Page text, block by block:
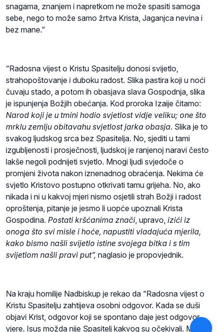
snagama, znanjem i napretkom ne može spasiti samoga
sebe, nego to može samo žrtva Krista, Jaganjca nevina i
bez mane.”
“Radosna vijest o Kristu Spasitelju donosi svijetlo,
strahopoštovanje i duboku radost. Slika pastira koji u noći
čuvaju stado, a potom ih obasjava slava Gospodnja, slika
je ispunjenja Božjih obećanja. Kod proroka Izaije čitamo:
Narod koji je u tmini hodio svjetlost vidje veliku; one što
mrklu zemlju obitavahu svjetlost jarka obasja. Slika je to
svakog ljudskog srca bez Spasitelja. No, sjediti u tami
izgubljenosti i prosječnosti, ljudskoj je ranjenoj naravi često
lakše negoli podnijeti svjetlo. Mnogi ljudi svjedoče o
promjeni života nakon iznenadnog obraćenja. Nekima će
svjetlo Kristovo postupno otkrivati tamu grijeha. No, ako
nikada i ni u kakvoj mjeri nismo osjetili strah Božji i radost
oproštenja, pitanje je jesmo li uopće upoznali Krista
Gospodina. Postati kršćanima znači , upravo, izići iz
onoga što svi misle i hoće, napustiti vladajuća mjerila,
kako bismo našli svijetlo istine svojega bitka i s tim
svijetlom našli pravi put”, naglasio je propovjednik.
Na kraju homilije Nadbiskup je rekao da “Radosna vijest o
Kristu Spasitelju zahtijeva osobni odgovor. Kada se duši
objavi Krist, odgovor koji se spontano daje jest odgovor
vjere. Isus možda nije Spasitelj kakvog su očekivali. Misli